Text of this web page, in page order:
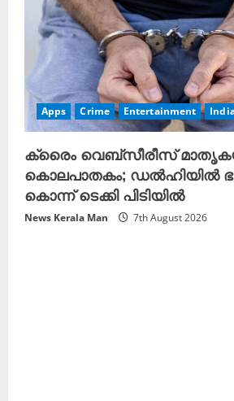
Apps Crime Entertainment
ക്രെെം വെബ്സീരീസ്
കൊലപാതകം; ഡൽഹിയിൽ
കൊന്ന് ടെക്കി പിടിയിൽ
News Kerala Man 7th August 2026